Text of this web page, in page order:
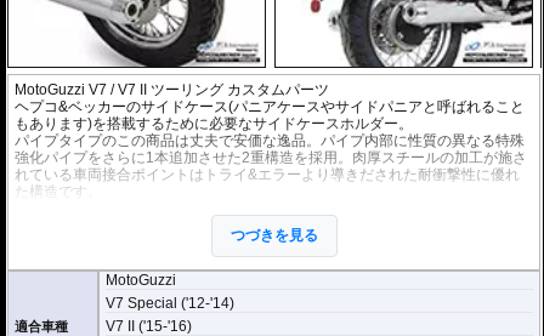
MotoGuzzi V7 / V7 II ツーリング カスタムパーツ
ヘプコ&ベッカーのサイドケース(パニアケースやサイドパニアと呼ばれること
もあります)を搭載するために必要なサイドケースホルダー。
パイプタイプのこの商品は丈夫で安価な逸品。パイプ内部に性質の異なる特殊
強化パイプをさらに1本追加させた2重構造を採用。肉厚スチールの加工が施さ
れている車両接合ポイントはトライ&エラーより導きだされた耐衝撃性に優れ
た構造です。
※こちらのサイドケースホルダーはLock it system機構は御座いません。
※ケースのラインナップはこちらからご確認ください
※サイドケースホルダー用アダプターはケースに付属しています。 詳細はこ
つづきを見る
適合車種
MotoGuzzi
V7 Special ('12-'14)
V7 II ('15-'16)